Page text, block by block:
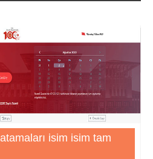
isim isim tam